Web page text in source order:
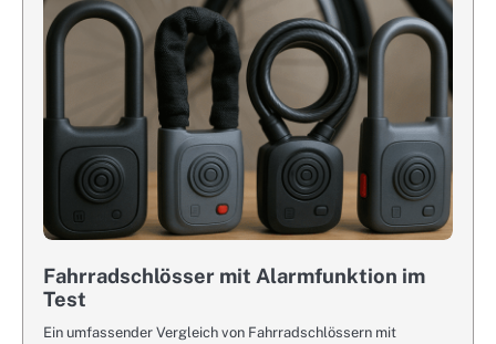
Fahrradschlösser mit Alarmfunktion im
Test
Ein umfassender Vergleich von Fahrradschlössern mit